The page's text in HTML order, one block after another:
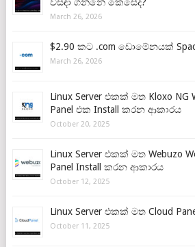
March 26, 2026
$2.90 කට .com ඩොමේනයක්
March 26, 2026
Linux Server එකක් මත Kloxo NG
Panel එක Install කරන ආකාරය
October 20, 2025
Linux Server එකක් මත Webuzo
Panel Install කරන ආකාරය
October 12, 2025
Linux Server එකක් මත Cloud
October 11, 2025